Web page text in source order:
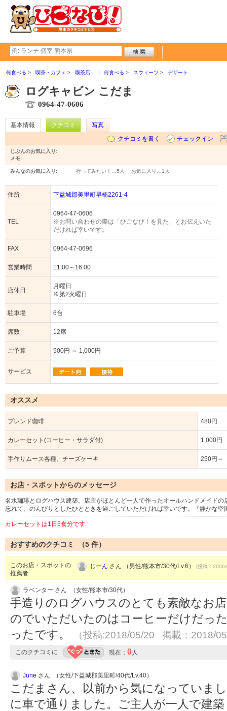
何食べる 喫茶・カフェ 喫茶店 何食べる スウィーツ デザート
ログキャビン こだま
0964-47-0606
基本情報 クチコミ
写真
クチコミを書く
チェックイン
じぶんのお気に入り:
メモ:
みんなのお気に入り: 行ってみたい！… 5人 お気に入り… 1人
住所 下益城郡美里町早楠2261-4
TEL
0964-47-0606
※お問い合わせの際は「ひごなび！を見た」とお伝えいた
だければ幸いです。
FAX 0964-47-0696
営業時間 11:00～16:00
店休日
月曜日
※第2火曜日
駐車場 6台
席数 12席
ご予算 500円 ～ 1,000円
サービス
オススメ
ブレンド珈琲 480円
カレーセット(コーヒー・サラダ付) 1,000円
手作りムース各種、チーズケーキ 250円～
お店・スポットからのメッセージ
名水珈琲とログハウス建築。店主がほとんど一人で作ったオールハンドメイド
忘れて、のんびりとしたひとときを過ごしていただければ幸いです。『静かな
カレーセットは1日5食分です
おすすめのクチコミ （5 件）
このお店・スポットの
推薦者
じーん さん （男性/熊本市/30代/Lv.6） (投稿：
ラベンター さん （女性/熊本市/30代）
手造りのログハウスのとても素敵なお
のでいただいたのはコーヒーだけだっ
ったです。
（投稿:2018/05/20 掲載：2018/
このクチコミに 現在： 0人
June さん （女性/下益城郡美里町/40代/Lv.40）
こだまさん、以前から気になっていま
に車で通りました。ご主人が一人で建